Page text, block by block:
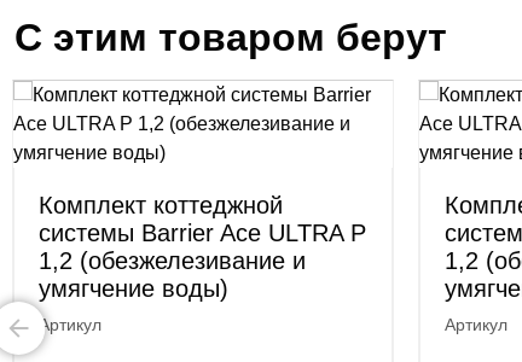
С этим товаром берут
Комплект коттеджной
системы Barrier Ace ULTRA P
1,2 (обезжелезивание и
умягчение воды)
Артикул
1,2
Артикул